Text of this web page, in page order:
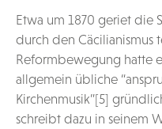
Etwa um 1870 geriet die
durch den Cäcilianismus
Reformbewegung hatte
allgemein übliche
Kirchenmusik”[5]
schreibt dazu in seinem